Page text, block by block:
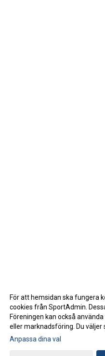
Gå till
För att hemsidan ska fungera
cookies från SportAdmin.
Föreningen kan också
eller marknadsföring. Du väljer
Anpassa dina val